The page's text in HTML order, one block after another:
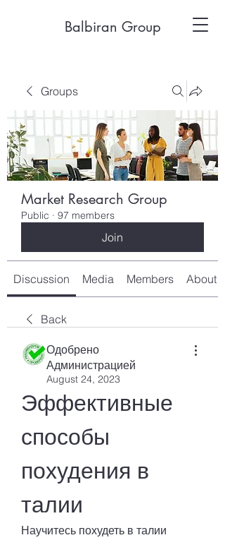
Balbiran Group
Groups
Market Research Group
Public · 97 members
Join
Discussion Media Members About
Back
Одобрено
Администрацией
August 24, 2023
Эффективные
способы
похудения в
талии
Научитесь похудеть в талии